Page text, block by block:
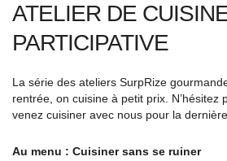
ATELIER DE
PARTICIPATIVE
La série des ateliers SurpRize
rentrée, on cuisine à petit prix. N’hésitez
venez cuisiner avec nous pour la
Au menu : Cuisiner sans se ruiner